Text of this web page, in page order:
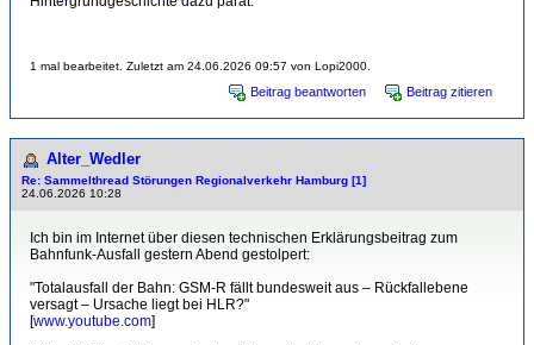
1 mal bearbeitet. Zuletzt am 24.06.2026 09:57 von Lopi2000.
Beitrag beantworten Beitrag zitieren
Alter_Wedler
Re: Sammelthread Störungen Regionalverkehr Hamburg [1]
24.06.2026 10:28
Ich bin im Internet über diesen technischen Erklärungsbeitrag zum
Bahnfunk-Ausfall gestern Abend gestolpert:
"Totalausfall der Bahn: GSM-R fällt bundesweit aus – Rückfallebene
versagt – Ursache liegt bei HLR?"
[www.youtube.com]